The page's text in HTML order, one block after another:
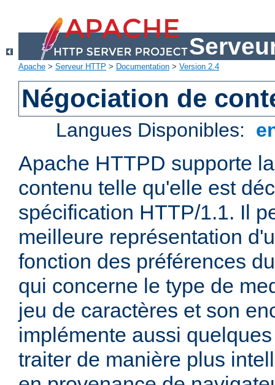
Apache > Serveur HTTP > Documentation > Version 2.4
Négociation de
Langues Disponibles:
Apache HTTPD supporte
contenu telle qu'elle est
spécification HTTP/1.1. Il
meilleure représentation
fonction des préférences
qui concerne le type de
jeu de caractères et son
implémente aussi
traiter de manière plus